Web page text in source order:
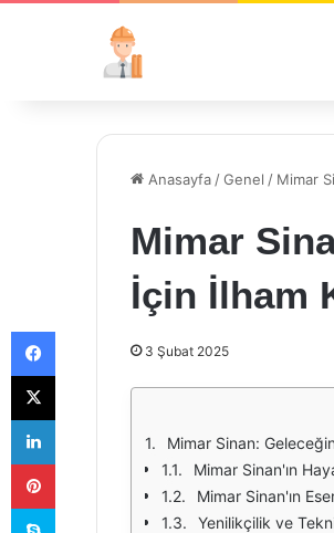
Anasayfa /Genel / Mimar
Mimar
İçin İlham
3 Şubat 2025
Mimar Sinan:
Mimar Sinan'ın
Mimar Sinan'ın
Yenilikçilik ve
Facebook
X
LinkedIn
Pinterest
Skype